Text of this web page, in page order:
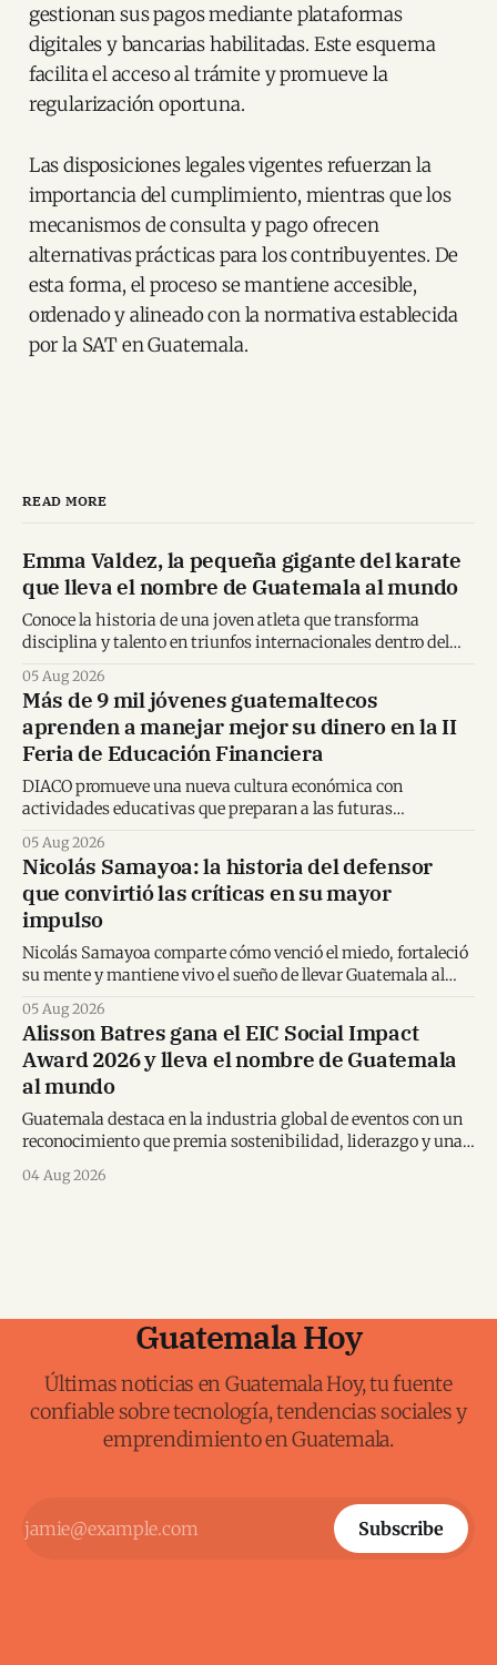
gestionan sus pagos mediante plataformas
digitales y bancarias habilitadas. Este esquema
facilita el acceso al trámite y promueve la
regularización oportuna.
Las disposiciones legales vigentes refuerzan la
importancia del cumplimiento, mientras que los
mecanismos de consulta y pago ofrecen
alternativas prácticas para los contribuyentes. De
esta forma, el proceso se mantiene accesible,
ordenado y alineado con la normativa establecida
por la SAT en Guatemala.
READ MORE
Emma Valdez, la pequeña gigante del karate
que lleva el nombre de Guatemala al mundo
Conoce la historia de una joven atleta que transforma
disciplina y talento en triunfos internacionales dentro del
05 Aug 2026
Más de 9 mil jóvenes guatemaltecos
aprenden a manejar mejor su dinero en la II
Feria de Educación Financiera
DIACO promueve una nueva cultura económica con
actividades educativas que preparan a las futuras
05 Aug 2026
Nicolás Samayoa: la historia del defensor
que convirtió las críticas en su mayor
impulso
Nicolás Samayoa comparte cómo venció el miedo, fortaleció
su mente y mantiene vivo el sueño de llevar Guatemala al
05 Aug 2026
Alisson Batres gana el EIC Social Impact
Award 2026 y lleva el nombre de Guatemala
al mundo
Guatemala destaca en la industria global de eventos con un
reconocimiento que premia sostenibilidad, liderazgo y una
04 Aug 2026
Guatemala Hoy
Últimas noticias en Guatemala Hoy, tu fuente
confiable sobre tecnología, tendencias sociales y
emprendimiento en Guatemala.
Subscribe